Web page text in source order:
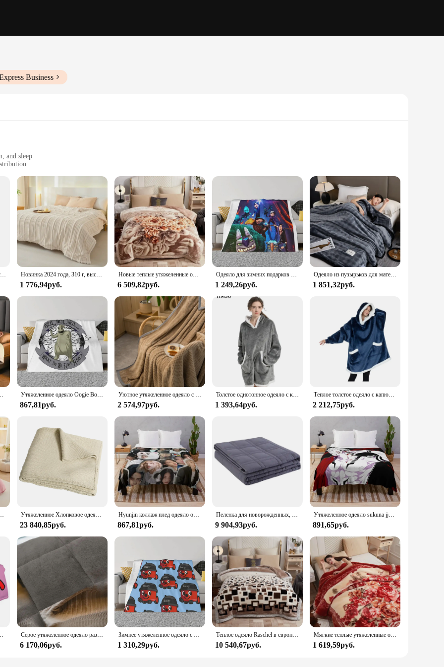
Business
and sleep
easy washing
soothing and comforting experience for children. Made from the softest premium cotton, this blanket is designed to mimic the feeling
of healthy sleep habits. The snug fit ensures that the blanket stays in place, making it ideal for active sleepers. Its plush texture is
tear of daily use.
a versatile tool for supporting children's well-being. Whether it's for calming during bedtime routines, easing anxiety, or providing a
scenarios. Its multiple sizes and weights cater to a wide range of children, ensuring that each child can find the perfect fit for their
allowing for easy maintenance and prolonged use.
night's sleep for children. The Kids Weighted Blanket is not just a product; it's a partner in your child's sleep journey. Its gentle
to a deeper, more restful sleep. The blanket's wholesale availability makes it accessible to vendors and suppliers, ensuring that it's
in your child's health and well-being, promoting a sense of security and comfort that lasts through the night.
Утяжеленное одеяло для сна, глубокое однотонное мягкое теплое одеяло для людей с бессонницей, домашнее утяжеленное одеяло для спальни, мягкое теплое одеяло Новинка 2024 года, 310 г, высокая грамм, молочный флис класса А, жаккардовое полосатое одеяло для матери и ребенка, коралловый флис
1 776,94руб.
Новые теплые утяжеленные одеяла для кроватей, высококачественное утолщенное теплое одеяло-рашель на зиму-осень, двухстороннее плюшевое одеяло
6 509,82руб.
Одеяло для зимних подарков на день Св. Валентина
1 249,26руб.
Одеяло из пузырьков для матери и ребенка, композитное двухстороннее бархатное утолщенное многофункциональное покрывало для сна в форме кролика
1 851,32руб.
утолщенное бархатное одеяло Beibei, одеяло Утяжеленное одеяло Oogie Boogie, пушистое одеяло, покрывало для дивана, рождественские подарки
867,81руб.
Уютное утяжеленное одеяло с узором стебля пшеницы — плюшевый коралловый флис 280 GSM со стильной окантовкой для комфортного и теплого сна
2 574,97руб.
Толстое однотонное одеяло с капюшоном
1 393,64руб.
Теплое толстое одеяло с капюшоном для телевизора, унисекс, гигантский карман, флисовые Утяжеленные одеяла для взрослых и детей, для кровати, для путешествий, для дома
2 212,75руб.
одеяло, бордовое бархатное мягкое пушистое теплое одеяло, пуховое одеяло Утяжеленное Хлопковое одеяло реджаны для беспокойства, 10/15 фунтов, бессонница, ощущение расслабления, защищенное, спокойное, для сна, кровать, одеяло, тяжелое одеяло
23 840,85руб.
Hyunjin коллаж плед одеяло очень большого размера полярная клетка Утяжеленные одеяла
867,81руб.
Пеленка для новорожденных, 100% хлопок, с принтом
9 904,93руб.
Утяжеленное одеяло sukuna jjk, милые одеяла
891,65руб.
рождественские подарки, одеяла Серое утяжеленное одеяло размером 86,6x49,5 дюйма — 24,3 фунта. Уютная удобная ткань для отдыха и сна.
6 170,06руб.
Зимнее утяжеленное одеяло с ворсом
1 310,29руб.
Теплое одеяло Raschel в европейском стиле для зимы, элитное мягкое утолщенное теплое утяжеленное одеяло, двухстороннее флокированное одеяло, пуховое одеяло
10 540,67руб.
Мягкие теплые утяжеленные одеяла для кроватей, утолщенное одеяло, мягкие фланелевые одеяла из кораллового флиса, двухстороннее плюшевое одеяло, одеяло
1 619,59руб.